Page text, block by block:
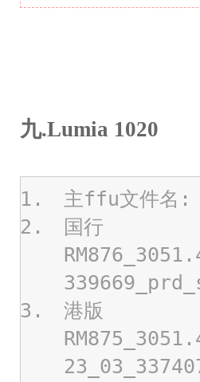
九.Lumia 1020
主ffu文件名:
国行
港版